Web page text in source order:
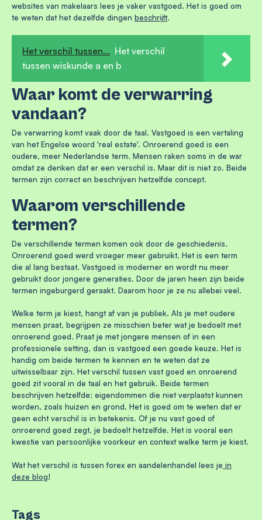
websites van makelaars lees je vaker vastgoed. Het is goed om
te weten dat het dezelfde dingen beschrijft.
Het verschil tussen... Het verschil
tussen wiskunde a en b
Waar komt de verwarring
vandaan?
De verwarring komt vaak door de taal. Vastgoed is een vertaling
van het Engelse woord 'real estate'. Onroerend goed is een
oudere, meer Nederlandse term. Mensen raken soms in de war
omdat ze denken dat er een verschil is. Maar dit is niet zo. Beide
termen zijn correct en beschrijven hetzelfde concept.
Waarom verschillende
termen?
De verschillende termen komen ook door de geschiedenis.
Onroerend goed werd vroeger meer gebruikt. Het is een term
die al lang bestaat. Vastgoed is moderner en wordt nu meer
gebruikt door jongere generaties. Door de jaren heen zijn beide
termen ingeburgerd geraakt. Daarom hoor je ze nu allebei veel.
Welke term je kiest, hangt af van je publiek. Als je met oudere
mensen praat, begrijpen ze misschien beter wat je bedoelt met
onroerend goed. Praat je met jongere mensen of in een
professionele setting, dan is vastgoed een goede keuze. Het is
handig om beide termen te kennen en te weten dat ze
uitwisselbaar zijn. Het verschil tussen vast goed en onroerend
goed zit vooral in de taal en het gebruik. Beide termen
beschrijven hetzelfde: eigendommen die niet verplaatst kunnen
worden, zoals huizen en grond. Het is goed om te weten dat er
geen echt verschil is in betekenis. Of je nu vast goed of
onroerend goed zegt, je bedoelt hetzelfde. Het is vooral een
kwestie van persoonlijke voorkeur en context welke term je kiest.
Wat het verschil is tussen forex en aandelenhandel lees je in
deze blog!
Tags